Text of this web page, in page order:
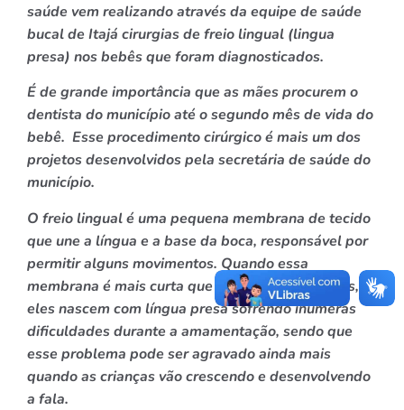
saúde vem realizando através da equipe de saúde
bucal de Itajá cirurgias de freio lingual (lingua
presa) nos bebês que foram diagnosticados.
É de grande importância que as mães procurem o
dentista do município até o segundo mês de vida do
bebê. Esse procedimento cirúrgico é mais um dos
projetos desenvolvidos pela secretária de saúde do
município.
O freio lingual é uma pequena membrana de tecido
que une a língua e a base da boca, responsável por
permitir alguns movimentos. Quando essa
membrana é mais curta que o habitual nos bebês,
eles nascem com língua presa sofrendo inúmeras
dificuldades durante a amamentação, sendo que
esse problema pode ser agravado ainda mais
quando as crianças vão crescendo e desenvolvendo
a fala.